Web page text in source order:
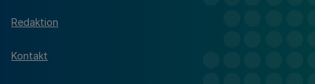
Redaktion
Kontakt